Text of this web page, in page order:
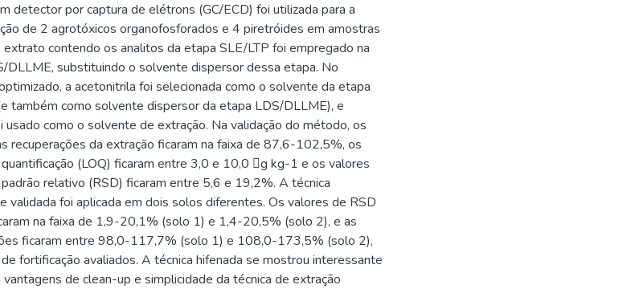
detector por captura de elétrons (GC/ECD) foi utilizada para a
de 2 agrotóxicos organofosforados e 4 piretróides em amostras
extrato contendo os analitos da etapa SLE/LTP foi empregado na
DLLME, substituindo o solvente dispersor dessa etapa. No
a acetonitrila foi selecionada como o solvente da etapa
também como solvente dispersor da etapa LDS/DLLME), e
usado como o solvente de extração. Na validação do método, os
recuperações da extração ficaram na faixa de 87,6-102,5%, os
(LOQ) ficaram entre 3,0 e 10,0 g kg-1 e os valores
relativo (RSD) ficaram entre 5,6 e 19,2%. A técnica
validada foi aplicada em dois solos diferentes. Os valores de RSD
na faixa de 1,9-20,1% (solo 1) e 1,4-20,5% (solo 2), e as
ficaram entre 98,0-117,7% (solo 1) e 108,0-173,5% (solo 2),
fortificação avaliados. A técnica hifenada se mostrou interessante
vantagens de clean-up e simplicidade da técnica de extração